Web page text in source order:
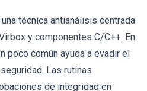
técnica antianálisis centrada
y componentes C/C++. En
poco común ayuda a evadir el
Las rutinas
de integridad en